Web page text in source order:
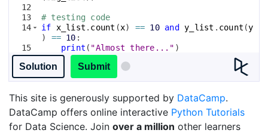
12
13
14
15
16
# testing code
if
x_list . count (x) == 10 and y_list . count (y
)
== 10 :
print ( "Almost there..." )
if big_list.count
.count y) == 10
Solution Submit
This site is generously supported by DataCamp.
DataCamp offers online interactive Python Tutorials
for Data Science. Join over a million other learners